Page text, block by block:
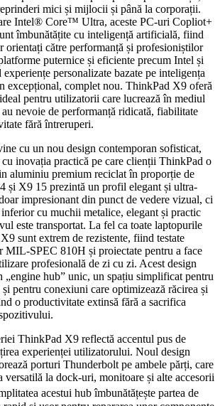
mici și mijlocii și până la corporații.
Intel® Core™ Ultra, aceste PC-uri Copliot+
îmbunătățite cu inteligență artificială, fiind
orientați către performanță și profesioniștilor
puternice și eficiente precum Intel și
personalizate bazate pe inteligența
excepțional, complet nou. ThinkPad X9 oferă
pentru utilizatorii care lucrează în mediul
nevoie de performanță ridicată, fiabilitate
fără întreruperi.
cu un nou design contemporan sofisticat,
cu inovația practică pe care clienții ThinkPad o
aluminiu premium reciclat în proporție de
și X9 15 prezintă un profil elegant și ultra-
impresionant din punct de vedere vizual, ci
cu muchii metalice, elegant și practic
este transportat. La fel ca toate laptopurile
sunt extrem de rezistente, fiind testate
MIL-SPEC 810H și proiectate pentru a face
profesională de zi cu zi. Acest design
„engine hub” unic, un spațiu simplificat pentru
pentru conexiuni care optimizează răcirea și
o productivitate extinsă fără a sacrifica
ThinkPad X9 reflectă accentul pus de
experienței utilizatorului. Noul design
porturi Thunderbolt pe ambele părți, care
versatilă la dock-uri, monitoare și alte accesorii
acestui hub îmbunătățește partea de